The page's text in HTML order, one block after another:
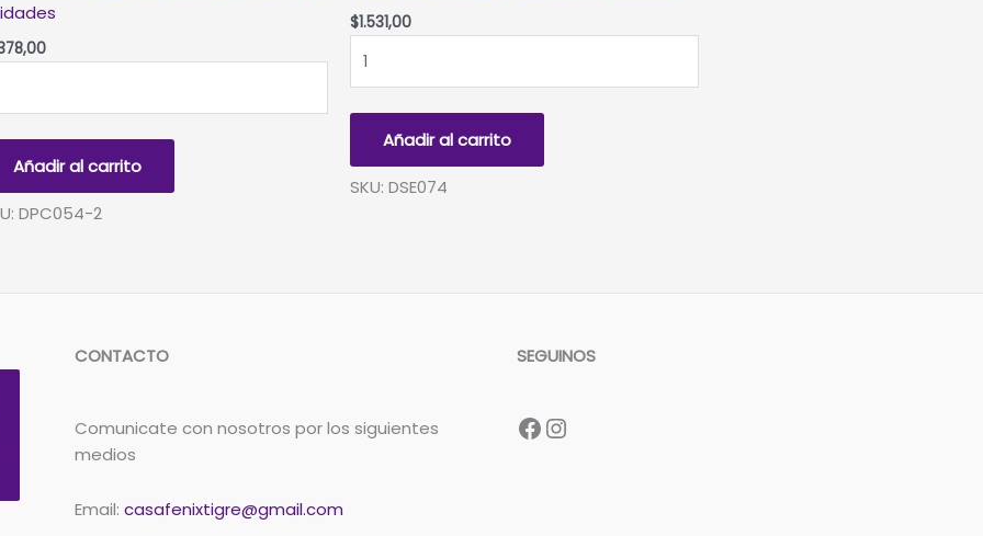
Añadir al carrito
DPC054-2
$1.531,00
DE
20
Añadir al carrito
SKU: DSE074
CONTACTO
Comunicate con nosotros por los siguientes
medios
Email: casafenixtigre@gmail.com
SEGUINOS
Facebook
Instagram